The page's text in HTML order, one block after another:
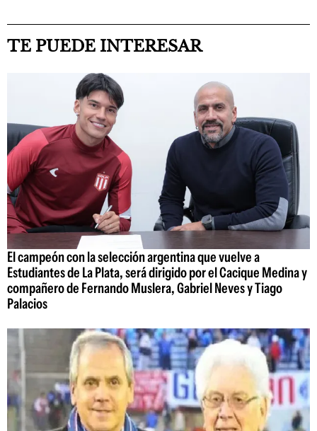
TE PUEDE INTERESAR
El campeón con la selección argentina que vuelve a
Estudiantes de La Plata, será dirigido por el Cacique Medina y
compañero de Fernando Muslera, Gabriel Neves y Tiago
Palacios